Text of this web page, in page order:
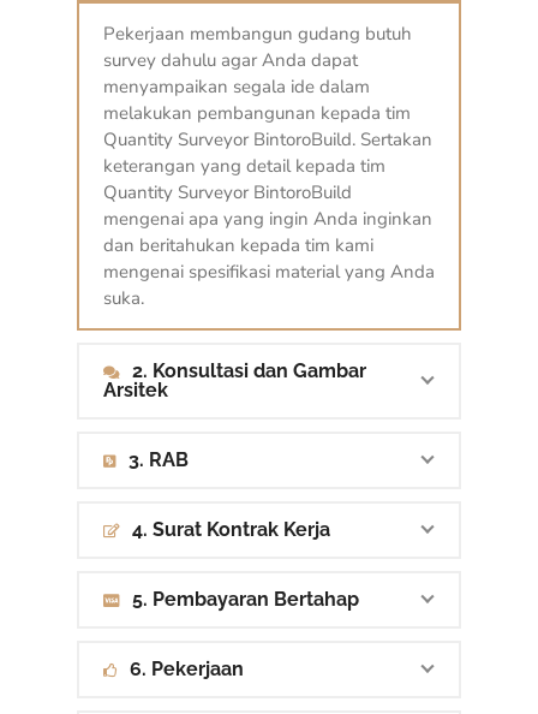
Pekerjaan membangun gudang butuh
survey dahulu agar Anda dapat
menyampaikan segala ide dalam
melakukan pembangunan kepada tim
Quantity Surveyor BintoroBuild. Sertakan
keterangan yang detail kepada tim
Quantity Surveyor BintoroBuild
mengenai apa yang ingin Anda inginkan
dan beritahukan kepada tim kami
mengenai spesifikasi material yang Anda
suka.
2. Konsultasi dan Gambar
Arsitek
3. RAB
4. Surat Kontrak Kerja
5. Pembayaran Bertahap
6. Pekerjaan